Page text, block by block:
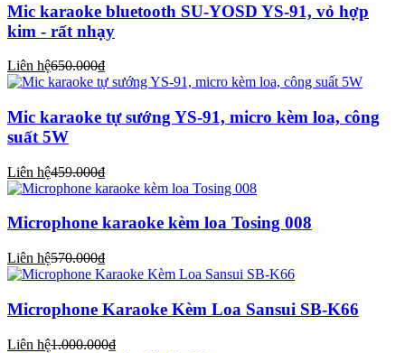
Mic karaoke bluetooth SU-YOSD YS-91, vỏ hợp
kim - rất nhạy
Liên hệ650.000₫
Mic karaoke tự sướng YS-91, micro kèm loa, công
suất 5W
Liên hệ459.000₫
Microphone karaoke kèm loa Tosing 008
Liên hệ570.000₫
Microphone Karaoke Kèm Loa Sansui SB-K66
Liên hệ1.000.000₫